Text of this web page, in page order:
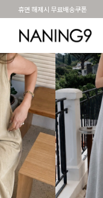
BEST 포토리뷰 - 매주 2명추첨 3만원쿠폰
베스트재진행 썸머여행룩